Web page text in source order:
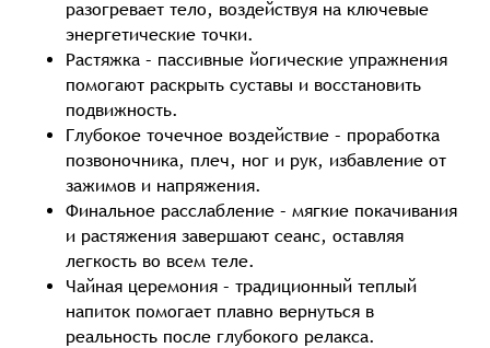
разогревает тело, воздействуя на ключевые
энергетические точки.
Растяжка – пассивные йогические упражнения
помогают раскрыть суставы и восстановить
подвижность.
Глубокое точечное воздействие – проработка
позвоночника, плеч, ног и рук, избавление от
зажимов и напряжения.
Финальное расслабление – мягкие покачивания
и растяжения завершают сеанс, оставляя
легкость во всем теле.
Чайная церемония – традиционный теплый
напиток помогает плавно вернуться в
реальность после глубокого релакса.